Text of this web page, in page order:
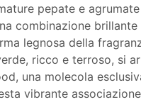
pepate e
combinazione
legnosa della
ricco e terroso, si
una molecola
vibrante